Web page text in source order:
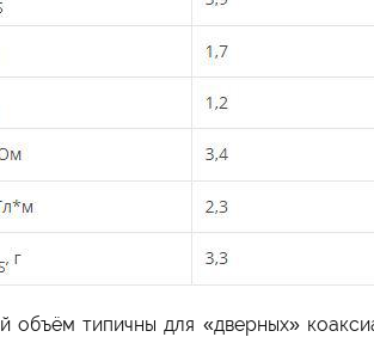
объём типичны для «дверных»